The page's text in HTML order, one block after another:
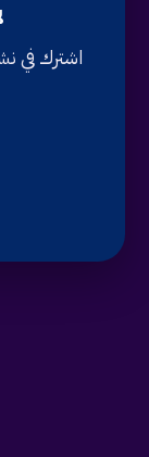
اشترك في